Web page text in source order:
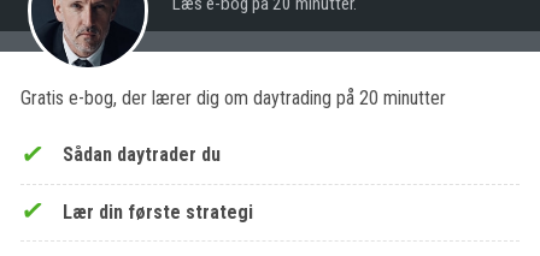
Gratis e-bog, der lærer dig om daytrading på 20 minutter
Sådan daytrader du
Lær din første strategi